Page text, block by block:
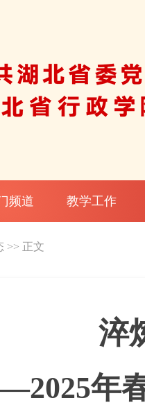
频道 教学工作
>> 正文
淬
年